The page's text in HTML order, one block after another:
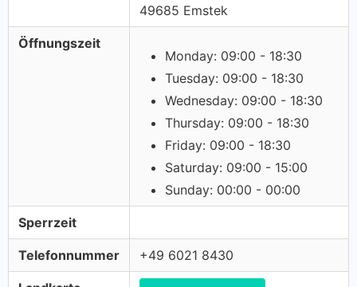
49685 Emstek
Öffnungszeit
Monday: 09:00 - 18:30
Tuesday: 09:00 - 18:30
Wednesday: 09:00 - 18:30
Thursday: 09:00 - 18:30
Friday: 09:00 - 18:30
Saturday: 09:00 - 15:00
Sunday: 00:00 - 00:00
Sperrzeit
Telefonnummer +49 6021 8430